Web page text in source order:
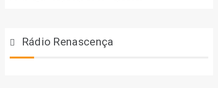
Rádio Renascença